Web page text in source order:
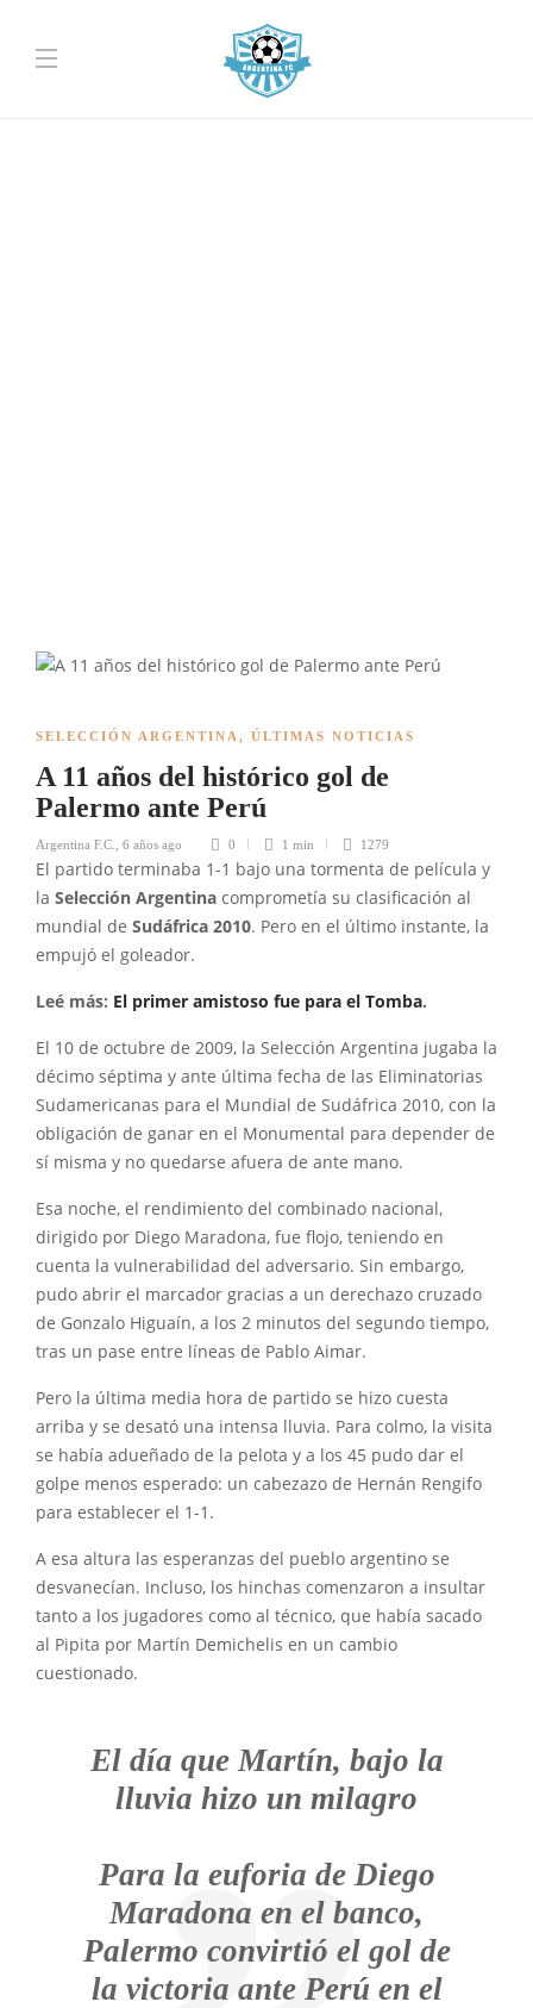
SELECCIÓN ARGENTINA , ÚLTIMAS NOTICIAS
A 11 años del histórico gol de
Palermo ante Perú
Argentina F.C. 6 años ago 0 1 min 1279
El partido terminaba 1-1 bajo una tormenta de película y
la Selección Argentina comprometía su clasificación al
mundial de Sudáfrica 2010. Pero en el último instante, la
empujó el goleador.
Leé más: El primer amistoso fue para el Tomba.
El 10 de octubre de 2009, la Selección Argentina jugaba la
décimo séptima y ante última fecha de las Eliminatorias
Sudamericanas para el Mundial de Sudáfrica 2010, con la
obligación de ganar en el Monumental para depender de
sí misma y no quedarse afuera de ante mano.
Esa noche, el rendimiento del combinado nacional,
dirigido por Diego Maradona, fue flojo, teniendo en
cuenta la vulnerabilidad del adversario. Sin embargo,
pudo abrir el marcador gracias a un derechazo cruzado
de Gonzalo Higuaín, a los 2 minutos del segundo tiempo,
tras un pase entre líneas de Pablo Aimar.
Pero la última media hora de partido se hizo cuesta
arriba y se desató una intensa lluvia. Para colmo, la visita
se había adueñado de la pelota y a los 45 pudo dar el
golpe menos esperado: un cabezazo de Hernán Rengifo
para establecer el 1-1.
A esa altura las esperanzas del pueblo argentino se
desvanecían. Incluso, los hinchas comenzaron a insultar
tanto a los jugadores como al técnico, que había sacado
al Pipita por Martín Demichelis en un cambio
cuestionado.
El día que Martín, bajo la
lluvia hizo un milagro
Para la euforia de Diego
Maradona en el banco,
Palermo convirtió el gol de
la victoria ante Perú en el